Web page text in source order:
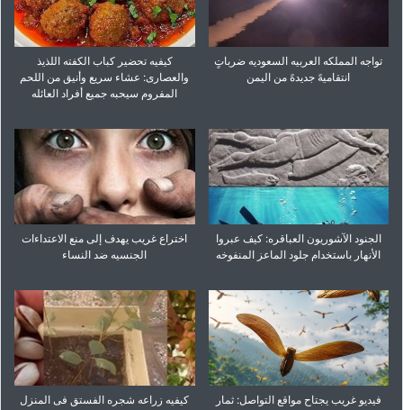
تواجه المملکه العربیه السعودیه ضرباتٍ
انتقامیهً جدیدهً من الیمن
کیفیه تحضیر کباب الکفته اللذیذ
والعصاری: عشاء سریع وأنیق من اللحم
المفروم سیحبه جمیع أفراد العائله
الجنود الآشوریون العباقره: کیف عبروا
الأنهار باستخدام جلود الماعز المنفوخه
اختراع غریب یهدف إلى منع الاعتداءات
الجنسیه ضد النساء
فیدیو غریب یجتاح مواقع التواصل: ثمار
کیفیه زراعه شجره الفستق فی المنزل